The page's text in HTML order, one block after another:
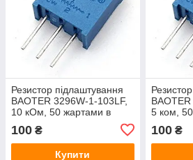
Резистор підлаштування
BAOTER 3296W-1-103LF,
10 кОм, 50 жартами в
100 ₴
Купити
5 ком, 50
100₴